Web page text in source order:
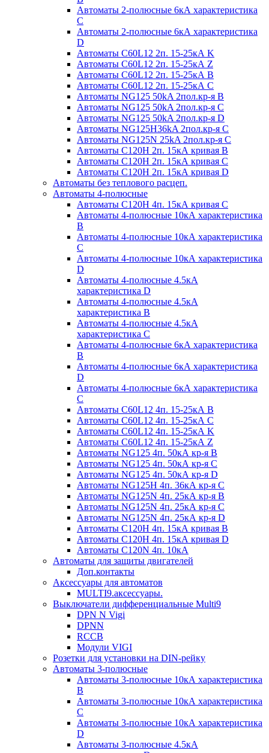
Автоматы 2-полюсные 6кА характеристика
C
Автоматы 2-полюсные 6кА характеристика
D
Автоматы C60L12 2п. 15-25кА K
Автоматы C60L12 2п. 15-25кА Z
Автоматы C60L12 2п. 15-25кА B
Автоматы C60L12 2п. 15-25кА C
Автоматы NG125 50kA 2пол.кр-я B
Автоматы NG125 50kA 2пол.кр-я C
Автоматы NG125 50kA 2пол.кр-я D
Автоматы NG125H36kA 2пол.кр-я C
Автоматы NG125N 25kA 2пол.кр-я C
Автоматы С120H 2п. 15кА кривая B
Автоматы С120H 2п. 15кА кривая C
Автоматы С120H 2п. 15кА кривая D
Автоматы без теплового расцеп.
Автоматы 4-полюсные
Автоматы С120H 4п. 15кА кривая C
Автоматы 4-полюсные 10кА характеристика
B
Автоматы 4-полюсные 10кА характеристика
C
Автоматы 4-полюсные 10кА характеристика
D
Автоматы 4-полюсные 4.5кА
характеристика D
Автоматы 4-полюсные 4.5кА
характеристика В
Автоматы 4-полюсные 4.5кА
характеристика С
Автоматы 4-полюсные 6кА характеристика
B
Автоматы 4-полюсные 6кА характеристика
D
Автоматы 4-полюсные 6кА характеристика
С
Автоматы C60L12 4п. 15-25кА B
Автоматы C60L12 4п. 15-25кА C
Автоматы C60L12 4п. 15-25кА K
Автоматы C60L12 4п. 15-25кА Z
Автоматы NG125 4п. 50кА кр-я B
Автоматы NG125 4п. 50кА кр-я C
Автоматы NG125 4п. 50кА кр-я D
Автоматы NG125H 4п. 36кА кр-я C
Автоматы NG125N 4п. 25кА кр-я B
Автоматы NG125N 4п. 25кА кр-я C
Автоматы NG125N 4п. 25кА кр-я D
Автоматы С120H 4п. 15кА кривая B
Автоматы С120H 4п. 15кА кривая D
Автоматы С120N 4п. 10кА
Автоматы для защиты двигателей
Доп.контакты
Аксессуары для автоматов
MULTI9.аксессуары.
Выключатели дифференциальные Multi9
DPN N Vigi
DPNN
RCCB
Модули VIGI
Розетки для установки на DIN-рейку
Автоматы 3-полюсные
Автоматы 3-полюсные 10кА характеристика
B
Автоматы 3-полюсные 10кА характеристика
C
Автоматы 3-полюсные 10кА характеристика
D
Автоматы 3-полюсные 4.5кА